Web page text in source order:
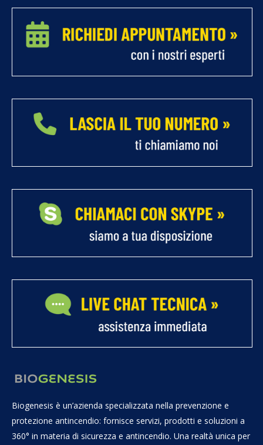
Biogenesis è un’azienda specializzata nella prevenzione e
protezione antincendio: fornisce servizi, prodotti e soluzioni a
360° in materia di sicurezza e antincendio. Una realtà unica per